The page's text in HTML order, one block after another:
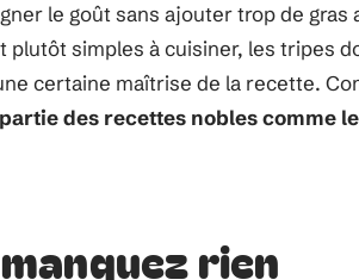
le goût sans ajouter trop de
plutôt simples à cuisiner, les tripes
certaine maîtrise de la recette.
des recettes nobles comme
rien